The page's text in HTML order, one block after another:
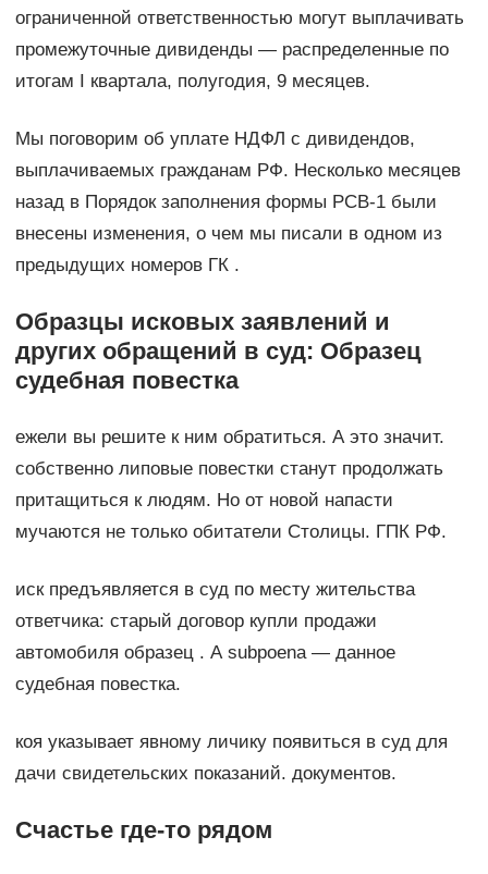
ограниченной ответственностью могут выплачивать
промежуточные дивиденды — распределенные по
итогам I квартала, полугодия, 9 месяцев.
Мы поговорим об уплате НДФЛ с дивидендов,
выплачиваемых гражданам РФ. Несколько месяцев
назад в Порядок заполнения формы РСВ-1 были
внесены изменения, о чем мы писали в одном из
предыдущих номеров ГК .
Образцы исковых заявлений и
других обращений в суд: Образец
судебная повестка
ежели вы решите к ним обратиться. А это значит.
собственно липовые повестки станут продолжать
притащиться к людям. Но от новой напасти
мучаются не только обитатели Столицы. ГПК РФ.
иск предъявляется в суд по месту жительства
ответчика: старый договор купли продажи
автомобиля образец . A subpoena — данное
судебная повестка.
коя указывает явному личику появиться в суд для
дачи свидетельских показаний. документов.
Счастье где-то рядом